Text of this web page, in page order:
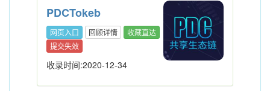
PDCTokeb
网页入口 回顾详情
收藏直达
提交失效
收录时间:2020-12-34